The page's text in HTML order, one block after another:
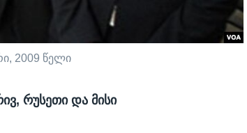
2009 წელი
რუსეთი და მისი